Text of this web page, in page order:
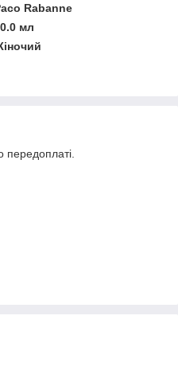
Rabanne
мл
передоплаті.